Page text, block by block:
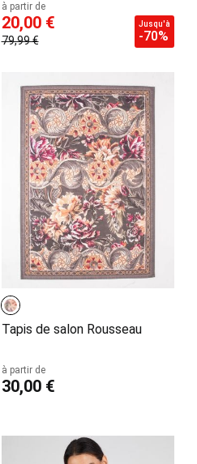
à partir de
20,00 €
79,99 €
Jusqu'à
-70%
Tapis de salon Rousseau
à partir de
30,00 €